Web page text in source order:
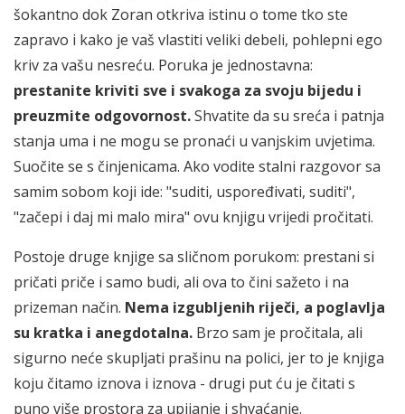
šokantno dok Zoran otkriva istinu o tome tko ste
zapravo i kako je vaš vlastiti veliki debeli, pohlepni ego
kriv za vašu nesreću. Poruka je jednostavna:
prestanite kriviti sve i svakoga za svoju bijedu i
preuzmite odgovornost.Shvatite da su sreća i patnja
stanja uma i ne mogu se pronaći u vanjskim uvjetima.
Suočite se s činjenicama. Ako vodite stalni razgovor sa
samim sobom koji ide: "suditi, uspoređivati, suditi",
"začepi i daj mi malo mira" ovu knjigu vrijedi pročitati.
Postoje druge knjige sa sličnom porukom: prestani si
pričati priče i samo budi, ali ova to čini sažeto i na
prizeman način. Nema izgubljenih riječi, a poglavlja
su kratka i anegdotalna. Brzo sam je pročitala, ali
sigurno neće skupljati prašinu na polici, jer to je knjiga
koju čitamo iznova i iznova - drugi put ću je čitati s
puno više prostora za upijanje i shvaćanje.